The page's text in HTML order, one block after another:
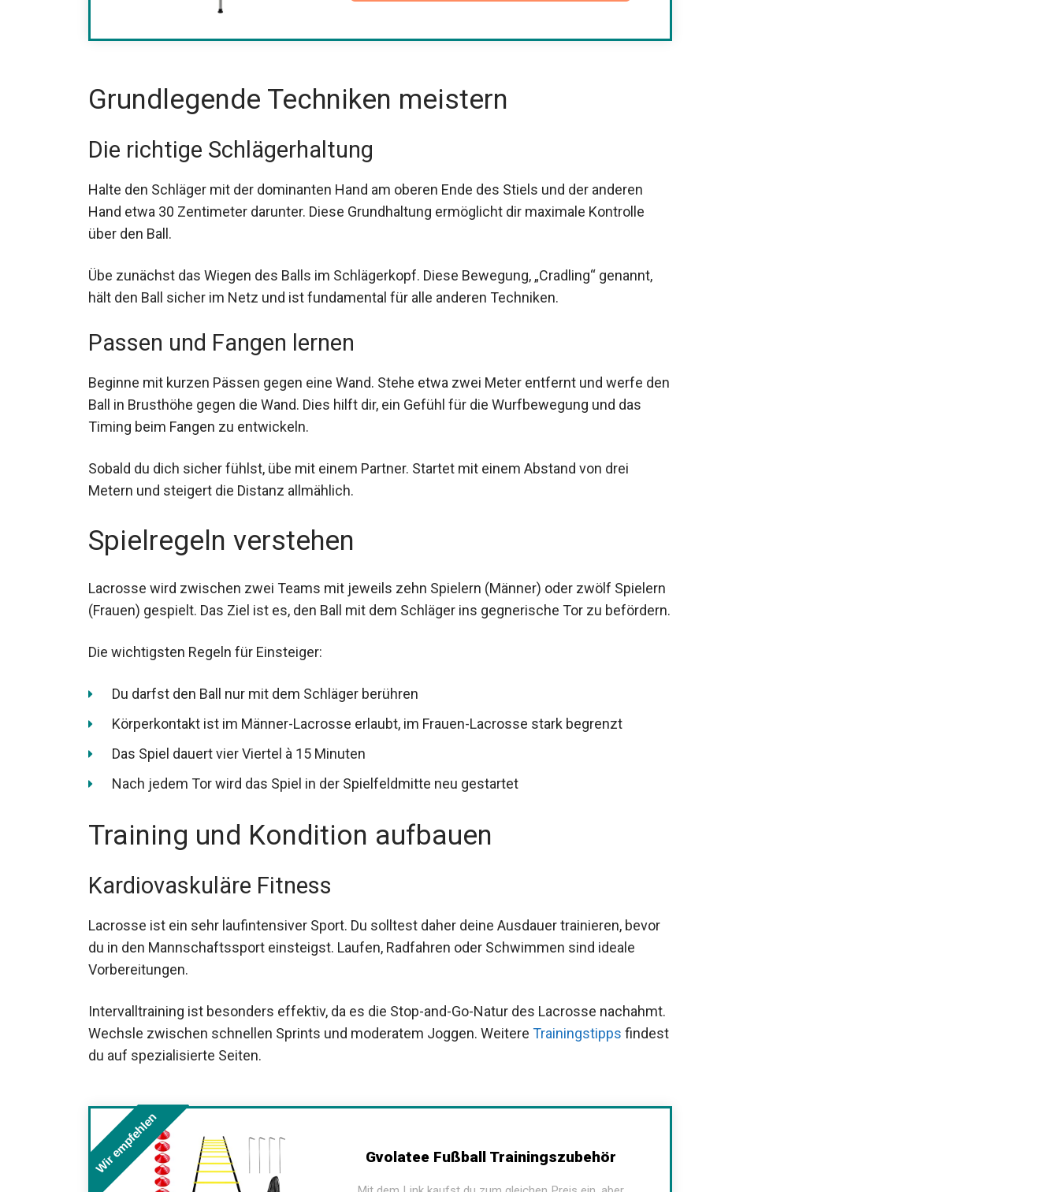
Halte den Schläger mit der dominanten Hand am oberen Ende des Stiels und der anderen
Hand etwa 30 Zentimeter darunter. Diese Grundhaltung ermöglicht dir maximale Kontrolle
über den Ball.
hält den Ball sicher im Netz und ist fundamental für alle anderen Techniken.
Beginne mit kurzen Pässen gegen eine Wand. Stehe etwa zwei Meter entfernt und werfe
den Ball in Brusthöhe gegen die Wand. Dies hilft dir, ein Gefühl für die Wurfbewegung und
das Timing beim Fangen zu entwickeln.
Metern und steigert die Distanz allmählich.
Spielern (Frauen) gespielt. Das Ziel ist es, den Ball mit dem Schläger ins gegnerische Tor zu
befördern.
Die wichtigsten Regeln für Einsteiger:
Du darfst den Ball nur mit dem Schläger berühren
Körperkontakt ist im Männer-Lacrosse erlaubt, im Frauen-Lacrosse stark begrenzt
Das Spiel dauert vier Viertel à 15 Minuten
Nach jedem Tor wird das Spiel in der Spielfeldmitte neu gestartet
Training und Kondition aufbauen
Kardiovaskuläre Fitness
Lacrosse ist ein sehr laufintensiver Sport. Du solltest daher deine Ausdauer trainieren, bevor
du in den Mannschaftssport einsteigst. Laufen, Radfahren oder Schwimmen sind ideale
Vorbereitungen.
Intervalltraining ist besonders effektiv, da es die Stop-and-Go-Natur des Lacrosse
nachahmt. Wechsle zwischen schnellen Sprints und moderatem Joggen. Weitere
Trainingstippsfindest du auf spezialisierte Seiten.
Wir empfehlen Gvolatee Fußball Trainingszubehör